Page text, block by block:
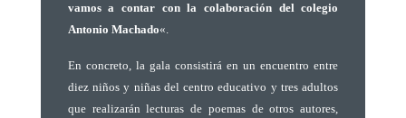
vamos a contar con la colaboración del colegio
Antonio Machado«.
En concreto, la gala consistirá en un encuentro entre
diez niños y niñas del centro educativo y tres adultos
que realizarán lecturas de poemas de otros autores,